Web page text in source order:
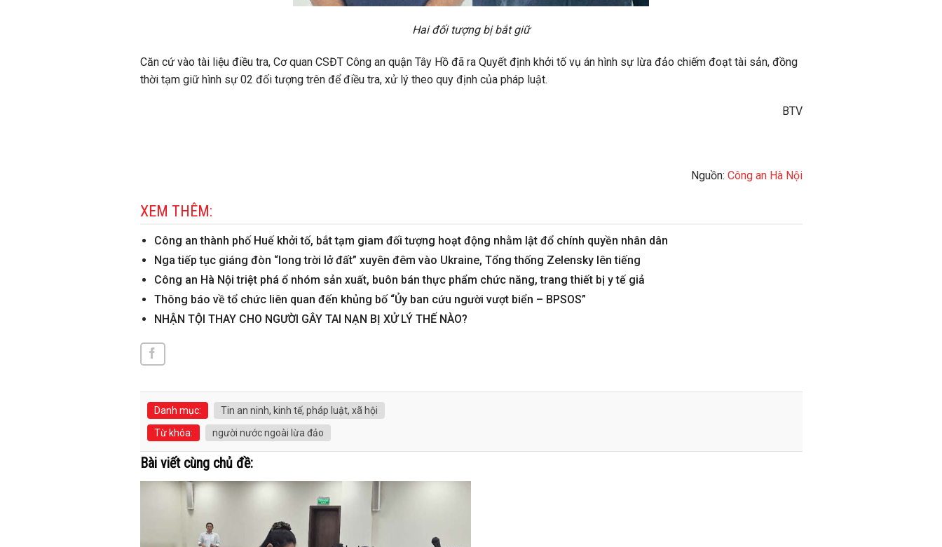
Hai đối tượng bị bắt giữ
Căn cứ vào tài liệu điều tra, Cơ quan CSĐT Công an quận Tây Hồ đã ra Quyết định khởi tố vụ án hình sự lừa đảo chiếm đoạt tài sản, đồng
thời tạm giữ hình sự 02 đối tượng trên để điều tra, xử lý theo quy định của pháp luật.
BTV
Nguồn: Công an Hà Nội
XEM THÊM:
Công an thành phố Huế khởi tố, bắt tạm giam đối tượng hoạt động nhằm lật đổ chính quyền nhân dân
Nga tiếp tục giáng đòn “long trời lở đất” xuyên đêm vào Ukraine, Tổng thống Zelensky lên tiếng
Công an Hà Nội triệt phá ổ nhóm sản xuất, buôn bán thực phẩm chức năng, trang thiết bị y tế giả
Thông báo về tổ chức liên quan đến khủng bố “Ủy ban cứu người vượt biển – BPSOS”
NHẬN TỘI THAY CHO NGƯỜI GÂY TAI NẠN BỊ XỬ LÝ THẾ NÀO?
Danh mục:
Tin an ninh, kinh tế, pháp luật, xã hội
Từ khóa:
người nước ngoài lừa đảo
Bài viết cùng chủ đề: